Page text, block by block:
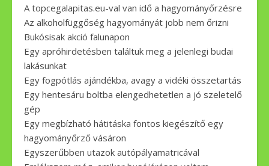
A topcegalapitas.eu-val van idő a hagyományőrzésre
Az alkoholfüggőség hagyományát jobb nem őrizni
Bukósisak akció falunapon
Egy apróhirdetésben találtuk meg a jelenlegi budai
lakásunkat
Egy fogpótlás ajándékba, avagy a vidéki összetartás
Egy hentesáru boltba elengedhetetlen a jó szeletelő
gép
Egy megbízható hátitáska fontos kiegészítő egy
hagyományőrző vásáron
Egyszerűbben utazok autópályamatricával